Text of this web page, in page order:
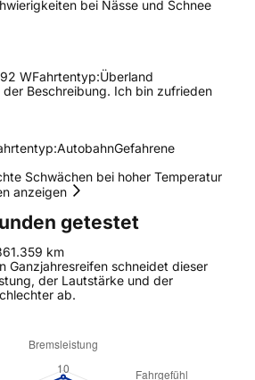
bei Nässe und Schnee
WFahrtentyp:Überland
der Beschreibung. Ich bin zufrieden
AutobahnGefahrene
Schwächen bei hoher Temperatur
anzeigen
getestet
km
Ganzjahresreifen schneidet dieser
der Lautstärke und der
ab.